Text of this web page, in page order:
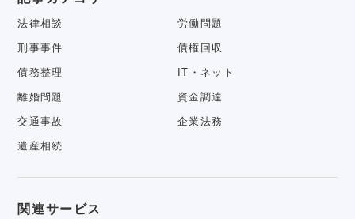
法律相談 労働問題
刑事事件 債権回収
債務整理 IT・ネット
離婚問題 資金調達
交通事故 企業法務
遺産相続
関連サービス